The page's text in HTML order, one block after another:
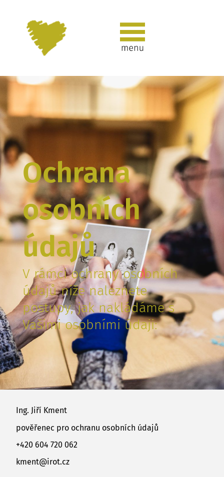
Ochrana
osobních
údajů
V rámci ochrany osobních
údajů níže naleznete
postupy, jak nakládáme s
Vašimi osobními údaji:
Ing. Jiří Kment
pověřenec pro ochranu osobních údajů
+420 604 720 062
kment@irot.cz